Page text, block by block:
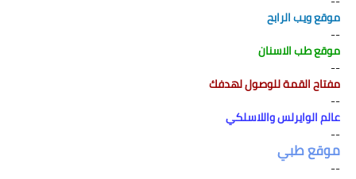
موقع ويب الرابح
--
موقع طب الاسنان
--
مفتاح القمة للوصول لهدفك
--
عالم الوايرلس واللاسلكي
--
موقع طبي
--